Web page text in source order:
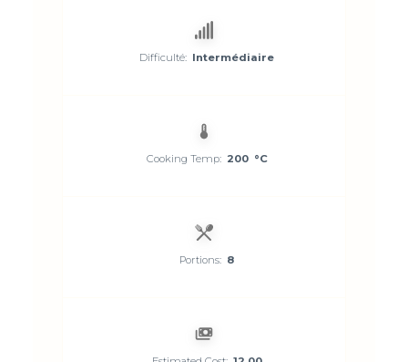
Difficulté: Intermédiaire
Cooking Temp: 200 °C
Portions: 8